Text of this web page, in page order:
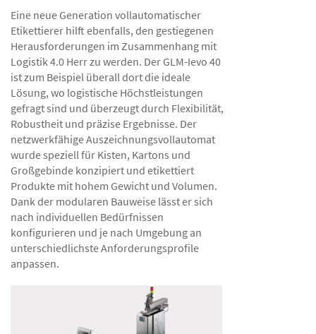
Eine neue Generation vollautomatischer
Etikettierer hilft ebenfalls, den gestiegenen
Herausforderungen im Zusammenhang mit
Logistik 4.0 Herr zu werden. Der GLM-Ievo 40
ist zum Beispiel überall dort die ideale
Lösung, wo logistische Höchstleistungen
gefragt sind und überzeugt durch Flexibilität,
Robustheit und präzise Ergebnisse. Der
netzwerkfähige Auszeichnungsvollautomat
wurde speziell für Kisten, Kartons und
Großgebinde konzipiert und etikettiert
Produkte mit hohem Gewicht und Volumen.
Dank der modularen Bauweise lässt er sich
nach individuellen Bedürfnissen
konfigurieren und je nach Umgebung an
unterschiedlichste Anforderungsprofile
anpassen.